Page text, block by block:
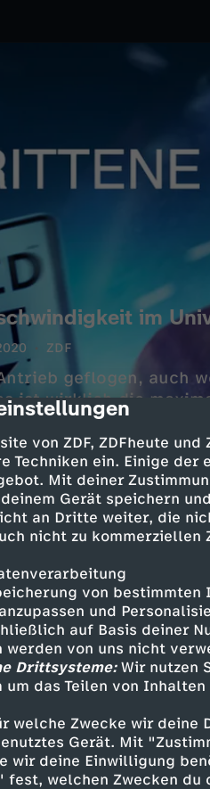
von ZDF, ZDFheute
Techniken ein. Einige der
Mit deiner
Gerät speichern
an Dritte weiter, die
nicht zu kommerziellen
von bestimmten
und
auf Basis deiner
von uns nicht
Drittsysteme:Wir nutzen
das Teilen von
welche Zwecke wir
Gerät. Mit
wir deine Einwilligung
welchen Zwecken
im
ZDF
den meisten
Tatsächlich taucht
einer kennt. Und
dieser Grenze
entdecken